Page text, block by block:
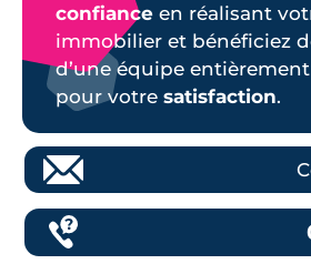
confiance en réalisant
immobilier et bénéficiez
d’une équipe
pour votre satisfaction.